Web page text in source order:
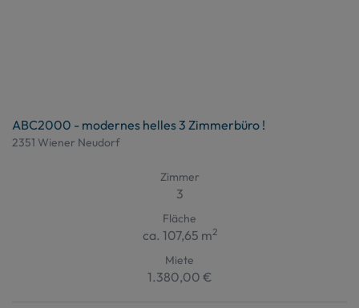
ABC2000 - modernes helles 3 Zimmerbüro !
2351 Wiener Neudorf
Zimmer
3
Fläche
ca. 107,65 m2
Miete
1.380,00 €